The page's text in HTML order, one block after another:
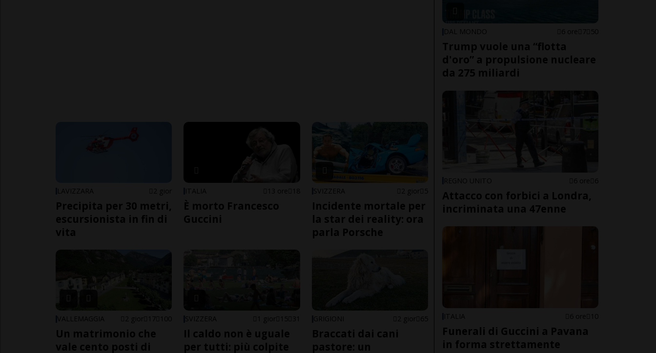
LAVIZZARA 2 gior
Precipita per 30 metri,
escursionista in fin di
vita
ITALIA 13 ore 18
È morto Francesco
Guccini
SVIZZERA 2 gior 5
Incidente mortale per
la star dei reality: ora
parla Porsche
VALLEMAGGIA 2 gior 17 100
Un matrimonio che
vale cento posti di
SVIZZERA 1 gior 15 31
Il caldo non è uguale
per tutti: più colpite
GRIGIONI 2 gior 65
Braccati dai cani
pastore: un
DAL MONDO 6 ore 7 50
Trump vuole una “flotta
d'oro” a propulsione nucleare
da 275 miliardi
REGNO UNITO 6 ore 6
Attacco con forbici a Londra,
incriminata una 47enne
ITALIA 6 ore 10
Funerali di Guccini a Pavana
in forma strettamente